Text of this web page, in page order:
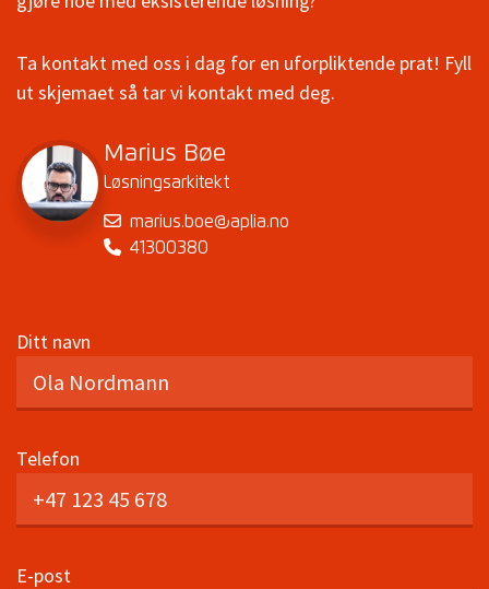
Ta kontakt med oss i dag for en uforpliktende prat! Fyll
ut skjemaet så tar vi kontakt med deg.
Marius Bøe
Løsningsarkitekt
marius.boe@aplia.no
41300380
Ditt navn
Telefon
E-post